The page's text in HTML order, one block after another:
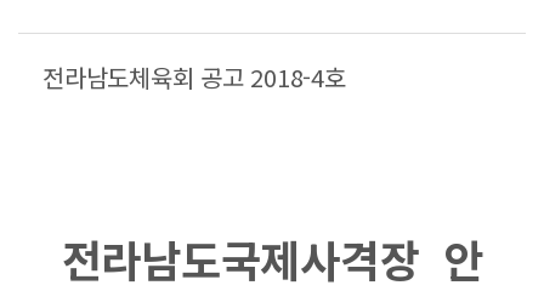
전라남도체육회 공고 2018-4호
전라남도국제사격장 안